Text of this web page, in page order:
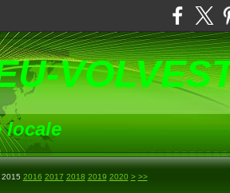
locale
2015 2016 2017 2018 2019 2020 2030
2040
2050
2060
2070
2080
2090
2100
2200
2300
2400
2500
2600
2700
> >>